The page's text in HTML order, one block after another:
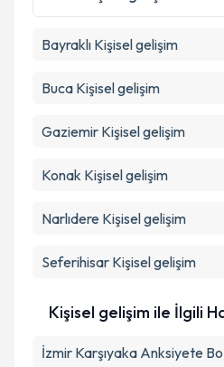
Metni
'ni okudum ve
Takvim
Bayraklı Kişisel gelişim
Buca Kişisel gelişim
Gaziemir Kişisel gelişim
Konak Kişisel gelişim
Narlıdere Kişisel gelişim
Seferihisar Kişisel gelişim
Kişisel gelişim ile İlgili
İzmir Karşıyaka Anksiyete